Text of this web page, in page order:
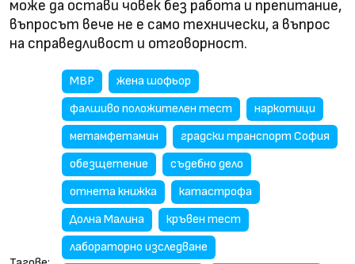
може да остави човек без работа и препитание,
въпросът вече не е само технически, а въпрос
на справедливост и отговорност.
МВР
жена шофьор
фалшиво положителен тест
наркотици
метамфетамин
градски транспорт София
обезщетение
съдебно дело
отнета книжка
катастрофа
Долна Малина
кръвен тест
лабораторно изследване